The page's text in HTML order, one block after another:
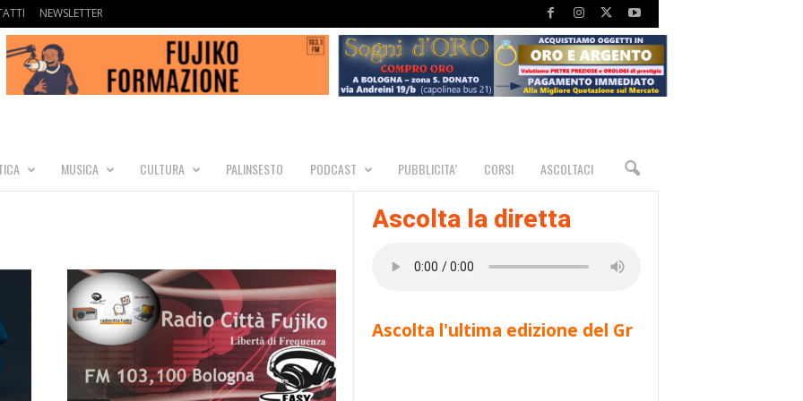
NEWSLETTER
MUSICA CULTURA PALINSESTO PODCAST PUBBLICITA’ CORSI ASCOLTACI
Ascolta la diretta
Ascolta l'ultima edizione del Gr